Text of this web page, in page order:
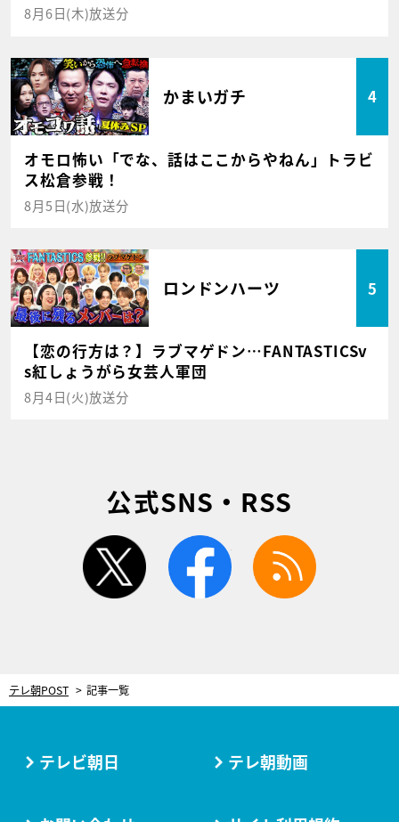
8月6日(木)放送分
かまいガチ 4
オモロ怖い「でな、話はここからやねん」トラビ
ス松倉参戦！
8月5日(水)放送分
ロンドンハーツ 5
【恋の行方は？】ラブマゲドン…FANTASTICSv
s紅しょうがら女芸人軍団
8月4日(火)放送分
公式SNS・RSS
twitter facebook
テレ朝POST 記事一覧
テレビ朝日 テレ朝動画